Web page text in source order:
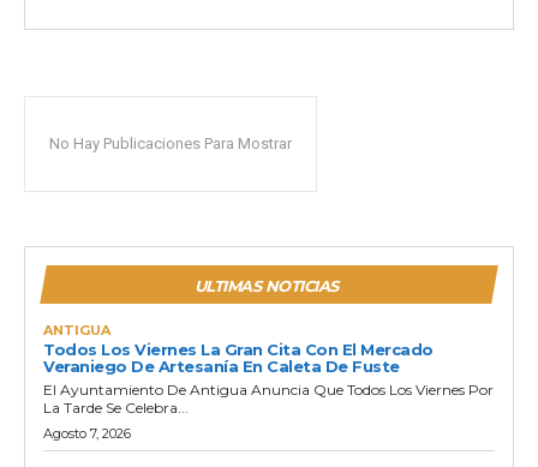
No Hay Publicaciones Para Mostrar
ULTIMAS NOTICIAS
ANTIGUA
Todos Los Viernes La Gran Cita Con El Mercado
Veraniego De Artesanía En Caleta De Fuste
El Ayuntamiento De Antigua Anuncia Que Todos Los Viernes Por
La Tarde Se Celebra...
Agosto 7, 2026